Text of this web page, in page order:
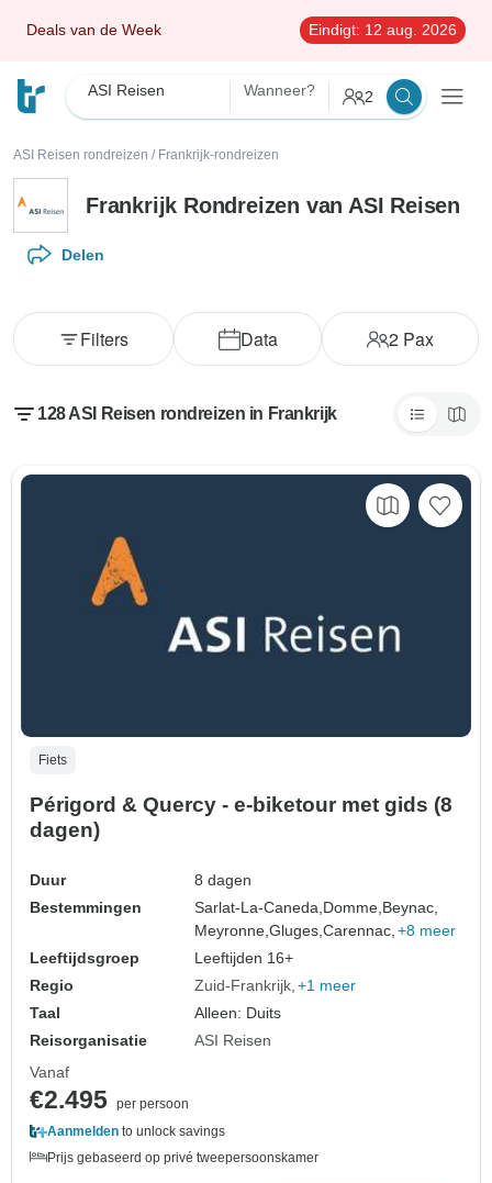
Deals van de Week Eindigt: 12 aug. 2026
ASI Reisen Wanneer? 2
ASI Reisen rondreizen / Frankrijk-rondreizen
Frankrijk Rondreizen van ASI Reisen
Delen
Data 2 Pax
Filters
128 ASI Reisen rondreizen in Frankrijk
Fiets
Périgord & Quercy - e-biketour met gids (8
dagen)
Duur
8 dagen
Bestemmingen
Sarlat-La-Caneda, Domme, Beynac,
Meyronne,Gluges,Carennac, +8 meer
Leeftijdsgroep
Leeftijden 16+
Regio
Zuid-Frankrijk +1 meer
Taal
Alleen: Duits
Reisorganisatie
ASI Reisen
Vanaf
€2.495 per persoon
Aanmelden to unlock savings
Prijs gebaseerd op privé tweepersoonskamer